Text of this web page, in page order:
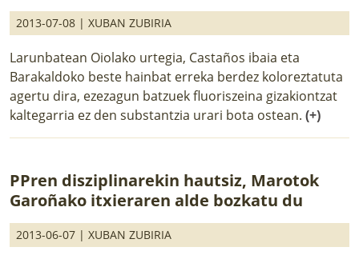
2013-07-08 | XUBAN ZUBIRIA
Larunbatean Oiolako urtegia, Castaños ibaia eta
Barakaldoko beste hainbat erreka berdez koloreztatuta
agertu dira, ezezagun batzuek fluoriszeina gizakiontzat
kaltegarria ez den substantzia urari bota ostean. (+)
PPren disziplinarekin hautsiz, Marotok
Garoñako itxieraren alde bozkatu du
2013-06-07 | XUBAN ZUBIRIA